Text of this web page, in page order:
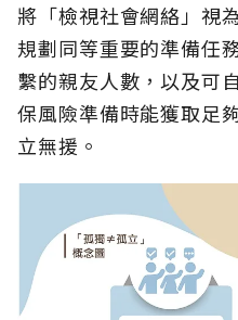
將「檢視社會網絡」視
規劃同等重要的準備任
繫的親友人數，以及可
保風險準備時能獲取足
立無援。